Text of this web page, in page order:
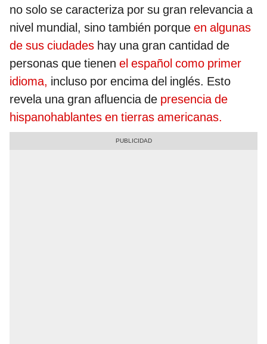
no solo se caracteriza por su gran relevancia a
nivel mundial, sino también porque en algunas
de sus ciudades hay una gran cantidad de
personas que tienen el español como primer
idioma, incluso por encima del inglés. Esto
revela una gran afluencia de presencia de
hispanohablantes en tierras americanas.